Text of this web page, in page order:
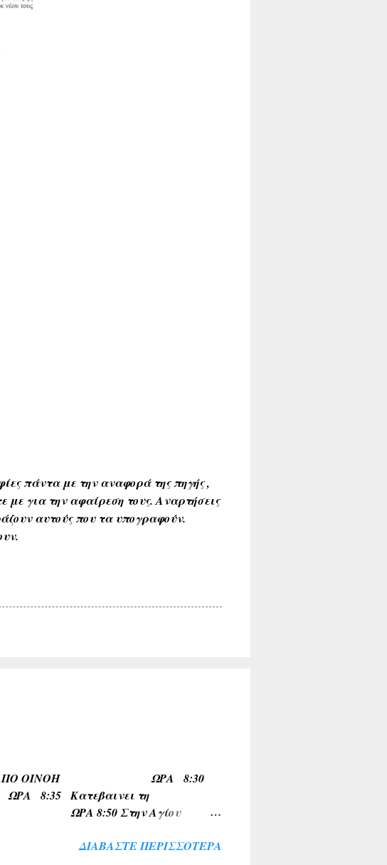
πάντα με την αναφορά της πηγής ,
για την αφαίρεση τους. Αναρτήσεις
αυτούς που τα υπογραφούν.
ΑΠΟ ΟΙΝΟΗ ΩΡΑ 8:30
Κατεβαινει τη
ΩΡΑ 8:50 Στην Αγίου
ΔΙΑΒΆΣΤΕ ΠΕΡΙΣΣΌΤΕΡΑ